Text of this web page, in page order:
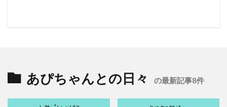
あぴちゃんとの日々 の最新記事8件